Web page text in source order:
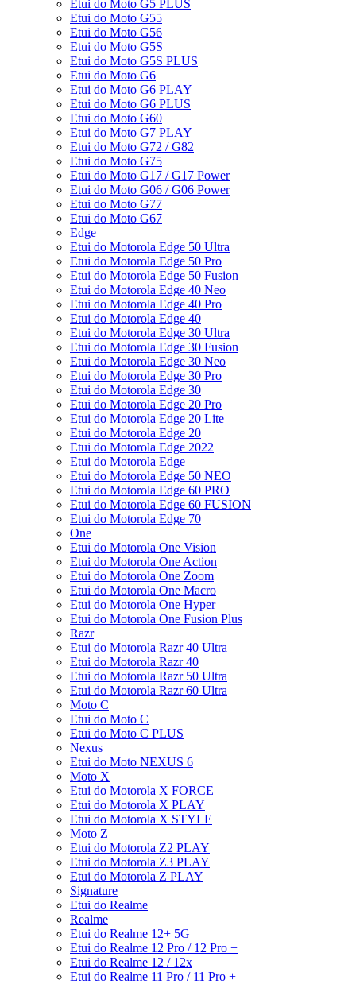
Etui do Moto G5 PLUS
Etui do Moto G55
Etui do Moto G56
Etui do Moto G5S
Etui do Moto G5S PLUS
Etui do Moto G6
Etui do Moto G6 PLAY
Etui do Moto G6 PLUS
Etui do Moto G60
Etui do Moto G7 PLAY
Etui do Moto G72 / G82
Etui do Moto G75
Etui do Moto G17 / G17 Power
Etui do Moto G06 / G06 Power
Etui do Moto G77
Etui do Moto G67
Edge
Etui do Motorola Edge 50 Ultra
Etui do Motorola Edge 50 Pro
Etui do Motorola Edge 50 Fusion
Etui do Motorola Edge 40 Neo
Etui do Motorola Edge 40 Pro
Etui do Motorola Edge 40
Etui do Motorola Edge 30 Ultra
Etui do Motorola Edge 30 Fusion
Etui do Motorola Edge 30 Neo
Etui do Motorola Edge 30 Pro
Etui do Motorola Edge 30
Etui do Motorola Edge 20 Pro
Etui do Motorola Edge 20 Lite
Etui do Motorola Edge 20
Etui do Motorola Edge 2022
Etui do Motorola Edge
Etui do Motorola Edge 50 NEO
Etui do Motorola Edge 60 PRO
Etui do Motorola Edge 60 FUSION
Etui do Motorola Edge 70
One
Etui do Motorola One Vision
Etui do Motorola One Action
Etui do Motorola One Zoom
Etui do Motorola One Macro
Etui do Motorola One Hyper
Etui do Motorola One Fusion Plus
Razr
Etui do Motorola Razr 40 Ultra
Etui do Motorola Razr 40
Etui do Motorola Razr 50 Ultra
Etui do Motorola Razr 60 Ultra
Moto C
Etui do Moto C
Etui do Moto C PLUS
Nexus
Etui do Moto NEXUS 6
Moto X
Etui do Motorola X FORCE
Etui do Motorola X PLAY
Etui do Motorola X STYLE
Moto Z
Etui do Motorola Z2 PLAY
Etui do Motorola Z3 PLAY
Etui do Motorola Z PLAY
Signature
Etui do Realme
Realme
Etui do Realme 12+ 5G
Etui do Realme 12 Pro / 12 Pro +
Etui do Realme 12 / 12x
Etui do Realme 11 Pro / 11 Pro +